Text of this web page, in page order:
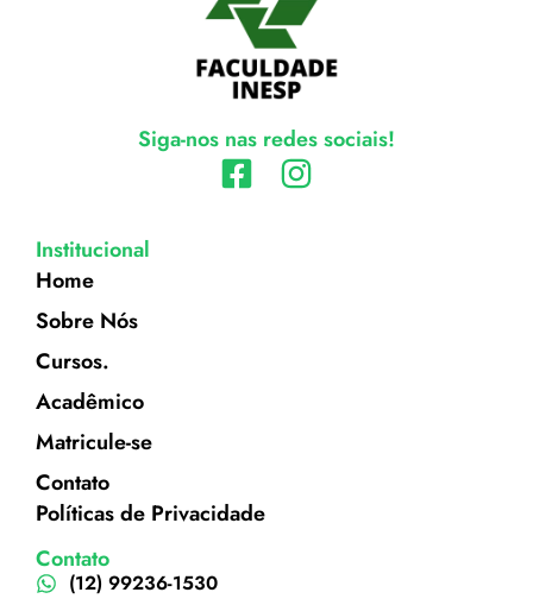
Siga-nos nas redes sociais!
Institucional
Home
Sobre Nós
Cursos.
Acadêmico
Matricule-se
Contato
Políticas de Privacidade
Contato
(12) 99236-1530